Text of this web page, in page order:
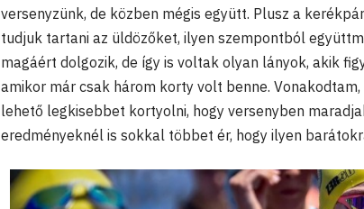
versenyzünk, de közben mégis együtt. Plusz a
tudjuk tartani az üldözőket, ilyen szempontból
magáért dolgozik, de így is voltak olyan lányok, akik
amikor már csak három korty volt benne.
lehető legkisebbet kortyolni, hogy versenyben
eredményeknél is sokkal többet ér, hogy ilyen